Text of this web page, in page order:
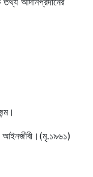
আইনজীবী।(মৃ.১৯৬১)